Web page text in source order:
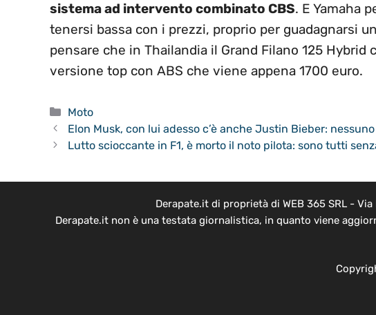
sistema ad intervento combinato CBS. E Yamaha
tenersi bassa con i prezzi, proprio per guadagnarsi
pensare che in Thailandia il Grand Filano 125 Hybrid
versione top con ABS che viene appena 1700 euro.
Categorie
Moto
Elon Musk, con lui adesso c’è anche Justin Bieber:
Lutto scioccante in F1, è morto il noto pilota: sono tutti
Derapate.it di proprietà di WEB 365 SRL -
Derapate.it non è una testata giornalistica, in quanto viene